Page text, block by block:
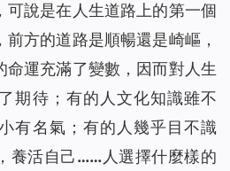
可說是在人生道路上的第一個
方的道路是順暢還是崎嶇，
命運充滿了變數，因而對人生
期待；有的人文化知識雖不
有名氣；有的人幾乎目不識
養活自己……人選擇什麼樣的